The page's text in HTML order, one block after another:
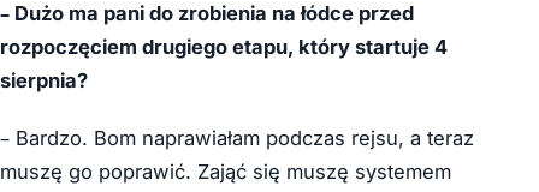
– Dużo ma pani do zrobienia na łódce przed
rozpoczęciem drugiego etapu, który startuje 4
sierpnia?
– Bardzo. Bom naprawiałam podczas rejsu, a teraz
muszę go poprawić. Zająć się muszę systemem